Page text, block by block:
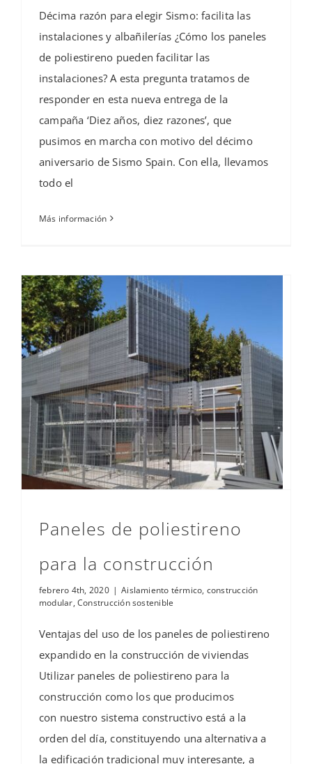
Décima razón para elegir Sismo: facilita las
instalaciones y albañilerías ¿Cómo los paneles
de poliestireno pueden facilitar las
instalaciones? A esta pregunta tratamos de
responder en esta nueva entrega de la
campaña ‘Diez años, diez razones’, que
pusimos en marcha con motivo del décimo
aniversario de Sismo Spain. Con ella, llevamos
todo el
Más información
Paneles de poliestireno
para la construcción
febrero 4th, 2020 | Aislamiento térmico, construcción
modular,Construcción sostenible
Ventajas del uso de los paneles de poliestireno
expandido en la construcción de viviendas
Utilizar paneles de poliestireno para la
construcción como los que producimos
con nuestro sistema constructivo está a la
orden del día, constituyendo una alternativa a
la edificación tradicional muy interesante, a